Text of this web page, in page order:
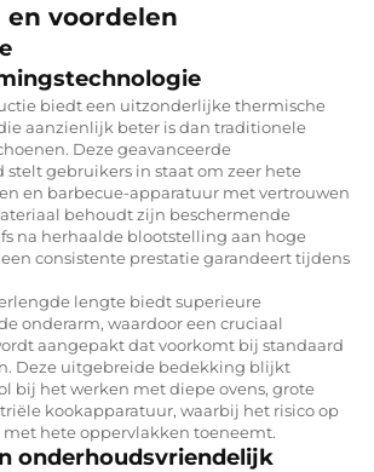
voordelen
biedt een uitzonderlijke thermische
aanzienlijk beter is dan traditionele
Deze geavanceerde
gebruikers in staat om zeer hete
en barbecue-apparatuur met vertrouwen
behoudt zijn beschermende
na herhaalde blootstelling aan hoge
consistente prestatie garandeert tijdens
lengte biedt superieure
onderarm, waardoor een cruciaal
aangepakt dat voorkomt bij standaard
Deze uitgebreide bedekking blijkt
bij het werken met diepe ovens, grote
kookapparatuur, waarbij het risico op
hete oppervlakken toeneemt.
onderhoudsvriendelijk